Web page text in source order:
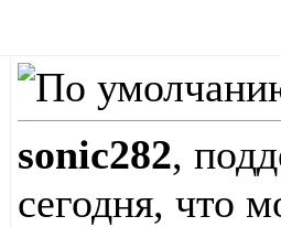
sonic282,
сегодня, что